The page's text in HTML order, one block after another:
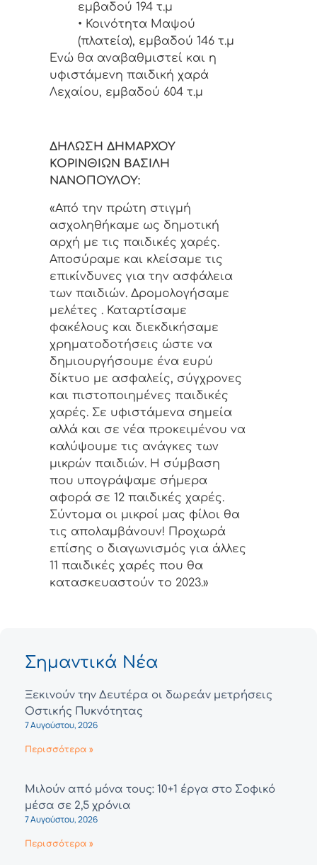
εμβαδού 194 τ.μ
• Κοινότητα Μαψού
(πλατεία), εμβαδού 146 τ.μ
Ενώ θα αναβαθμιστεί και η
υφιστάμενη παιδική χαρά
Λεχαίου, εμβαδού 604 τ.μ
ΔΗΛΩΣΗ ΔΗΜΑΡΧΟΥ
ΚΟΡΙΝΘΙΩΝ ΒΑΣΙΛΗ
ΝΑΝΟΠΟΥΛΟΥ:
«Από την πρώτη στιγμή
ασχοληθήκαμε ως δημοτική
αρχή με τις παιδικές χαρές.
Αποσύραμε και κλείσαμε τις
επικίνδυνες για την ασφάλεια
των παιδιών. Δρομολογήσαμε
μελέτες . Καταρτίσαμε
φακέλους και διεκδικήσαμε
χρηματοδοτήσεις ώστε να
δημιουργήσουμε ένα ευρύ
δίκτυο με ασφαλείς, σύγχρονες
και πιστοποιημένες παιδικές
χαρές. Σε υφιστάμενα σημεία
αλλά και σε νέα προκειμένου να
καλύψουμε τις ανάγκες των
μικρών παιδιών. Η σύμβαση
που υπογράψαμε σήμερα
αφορά σε 12 παιδικές χαρές.
Σύντομα οι μικροί μας φίλοι θα
τις απολαμβάνουν! Προχωρά
επίσης ο διαγωνισμός για άλλες
11 παιδικές χαρές που θα
κατασκευαστούν το 2023.»
Σημαντικά Νέα
Ξεκινούν την Δευτέρα οι δωρεάν μετρήσεις
Οστικής Πυκνότητας
7 Αυγούστου, 2026
Περισσότερα »
Μιλούν από μόνα τους: 10+1 έργα στο Σοφικό
μέσα σε 2,5 χρόνια
7 Αυγούστου, 2026
Περισσότερα »